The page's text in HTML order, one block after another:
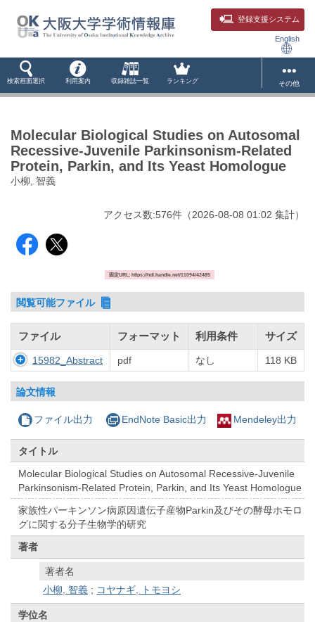
登録支援システム
English
検索画面選択 利用案内 収録雑誌一覧 ランキング その他
Molecular Biological Studies on Autosomal
Recessive-Juvenile Parkinsonism-Related
Protein, Parkin, and Its Yeast Homologue
小柳, 智義
アクセス数:576件 （2026-08-08 01:02 集計）
固定URL: https://hdl.handle.net/11094/42485
閲覧可能ファイル
ファイル フォーマット 利用条件 サイズ
15982_Abstract pdf なし 118 KB
論文情報
ファイル出力 EndNote Basic出力 Mendeley出力
タイトル
Molecular Biological Studies on Autosomal Recessive-Juvenile
Parkinsonism-Related Protein, Parkin, and Its Yeast Homologue
家族性パーキンソン病原因遺伝子産物Parkin及びその酵母ホモロ
グに関する分子生物学的研究
著者
著者名
小柳, 智義 ; コヤナギ, トモヨシ
学位名